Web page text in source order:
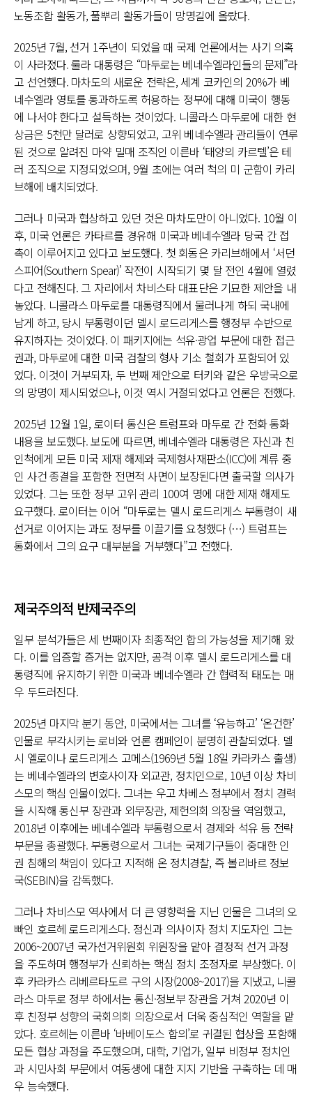
노동조합 활동가, 풀뿌리 활동가들이 망명길에 올랐다.
2025년 7월, 선거 1주년이 되었을 때 국제 언론에서는 사기 의혹
이 사라졌다. 룰라 대통령은 “마두로는 베네수엘라인들의 문제”라
고 선언했다. 마차도의 새로운 전략은, 세계 코카인의 20%가 베
네수엘라 영토를 통과하도록 허용하는 정부에 대해 미국이 행동
에 나서야 한다고 설득하는 것이었다. 니콜라스 마두로에 대한 현
상금은 5천만 달러로 상향되었고, 고위 베네수엘라 관리들이 연루
된 것으로 알려진 마약 밀매 조직인 이른바 ‘태양의 카르텔’은 테
러 조직으로 지정되었으며, 9월 초에는 여러 척의 미 군함이 카리
브해에 배치되었다.
그러나 미국과 협상하고 있던 것은 마차도만이 아니었다. 10월 이
후, 미국 언론은 카타르를 경유해 미국과 베네수엘라 당국 간 접
촉이 이루어지고 있다고 보도했다. 첫 회동은 카리브해에서 ‘서던
스피어(Southern Spear)’ 작전이 시작되기 몇 달 전인 4월에 열렸
다고 전해진다. 그 자리에서 차비스타 대표단은 기묘한 제안을 내
놓았다. 니콜라스 마두로를 대통령직에서 물러나게 하되 국내에
남게 하고, 당시 부통령이던 델시 로드리게스를 행정부 수반으로
유지하자는 것이었다. 이 패키지에는 석유·광업 부문에 대한 접근
권과, 마두로에 대한 미국 검찰의 형사 기소 철회가 포함되어 있
었다. 이것이 거부되자, 두 번째 제안으로 터키와 같은 우방국으로
의 망명이 제시되었으나, 이것 역시 거절되었다고 언론은 전했다.
2025년 12월 1일, 로이터 통신은 트럼프와 마두로 간 전화 통화
내용을 보도했다. 보도에 따르면, 베네수엘라 대통령은 자신과 친
인척에게 모든 미국 제재 해제와 국제형사재판소(ICC)에 계류 중
인 사건 종결을 포함한 전면적 사면이 보장된다면 출국할 의사가
있었다. 그는 또한 정부 고위 관리 100여 명에 대한 제재 해제도
요구했다. 로이터는 이어 “마두로는 델시 로드리게스 부통령이 새
선거로 이어지는 과도 정부를 이끌기를 요청했다 (…) 트럼프는
통화에서 그의 요구 대부분을 거부했다”고 전했다.
제국주의적 반제국주의
일부 분석가들은 세 번째이자 최종적인 합의 가능성을 제기해 왔
다. 이를 입증할 증거는 없지만, 공격 이후 델시 로드리게스를 대
통령직에 유지하기 위한 미국과 베네수엘라 간 협력적 태도는 매
우 두드러진다.
2025년 마지막 분기 동안, 미국에서는 그녀를 ‘유능하고’ ‘온건한’
인물로 부각시키는 로비와 언론 캠페인이 분명히 관찰되었다. 델
시 엘로이나 로드리게스 고메스(1969년 5월 18일 카라카스 출생)
는 베네수엘라의 변호사이자 외교관, 정치인으로, 10년 이상 차비
스모의 핵심 인물이었다. 그녀는 우고 차베스 정부에서 정치 경력
을 시작해 통신부 장관과 외무장관, 제헌의회 의장을 역임했고,
2018년 이후에는 베네수엘라 부통령으로서 경제와 석유 등 전략
부문을 총괄했다. 부통령으로서 그녀는 국제기구들이 중대한 인
권 침해의 책임이 있다고 지적해 온 정치경찰, 즉 볼리바르 정보
국(SEBIN)을 감독했다.
그러나 차비스모 역사에서 더 큰 영향력을 지닌 인물은 그녀의 오
빠인 호르헤 로드리게스다. 정신과 의사이자 정치 지도자인 그는
2006~2007년 국가선거위원회 위원장을 맡아 결정적 선거 과정
을 주도하며 행정부가 신뢰하는 핵심 정치 조정자로 부상했다. 이
후 카라카스 리베르타도르 구의 시장(2008~2017)을 지냈고, 니콜
라스 마두로 정부 하에서는 통신·정보부 장관을 거쳐 2020년 이
후 친정부 성향의 국회의회 의장으로서 더욱 중심적인 역할을 맡
았다. 호르헤는 이른바 ‘바베이도스 합의’로 귀결된 협상을 포함해
모든 협상 과정을 주도했으며, 대학, 기업가, 일부 비정부 정치인
과 시민사회 부문에서 여동생에 대한 지지 기반을 구축하는 데 매
우 능숙했다.